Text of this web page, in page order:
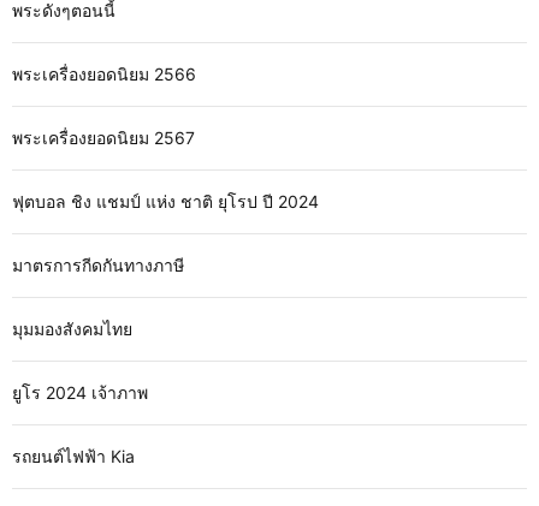
พระดังๆตอนนี้
พระเครื่องยอดนิยม 2566
พระเครื่องยอดนิยม 2567
ฟุตบอล ชิง แชมป์ แห่ง ชาติ ยุโรป ปี 2024
มาตรการกีดกันทางภาษี
มุมมองสังคมไทย
ยูโร 2024 เจ้าภาพ
รถยนต์ไฟฟ้า Kia